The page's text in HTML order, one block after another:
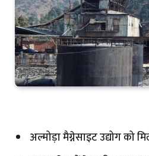
अल्मोड़ा मैग्नेसाइट उद्योग को